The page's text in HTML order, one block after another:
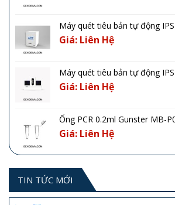
Máy quét tiêu bản tự động
Giá: Liên Hệ
Máy quét tiêu bản tự động
Giá: Liên Hệ
Ống PCR 0.2ml Gunster MB-
Giá: Liên Hệ
TIN TỨC MỚI